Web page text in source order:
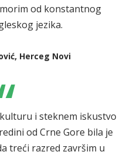
od konstantnog
jezika.
Herceg Novi
i steknem iskustvo
od Crne Gore bila je
treći razred završim u